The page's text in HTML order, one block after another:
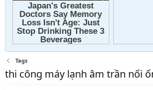
Tags
thi công máy lạnh âm trần nối